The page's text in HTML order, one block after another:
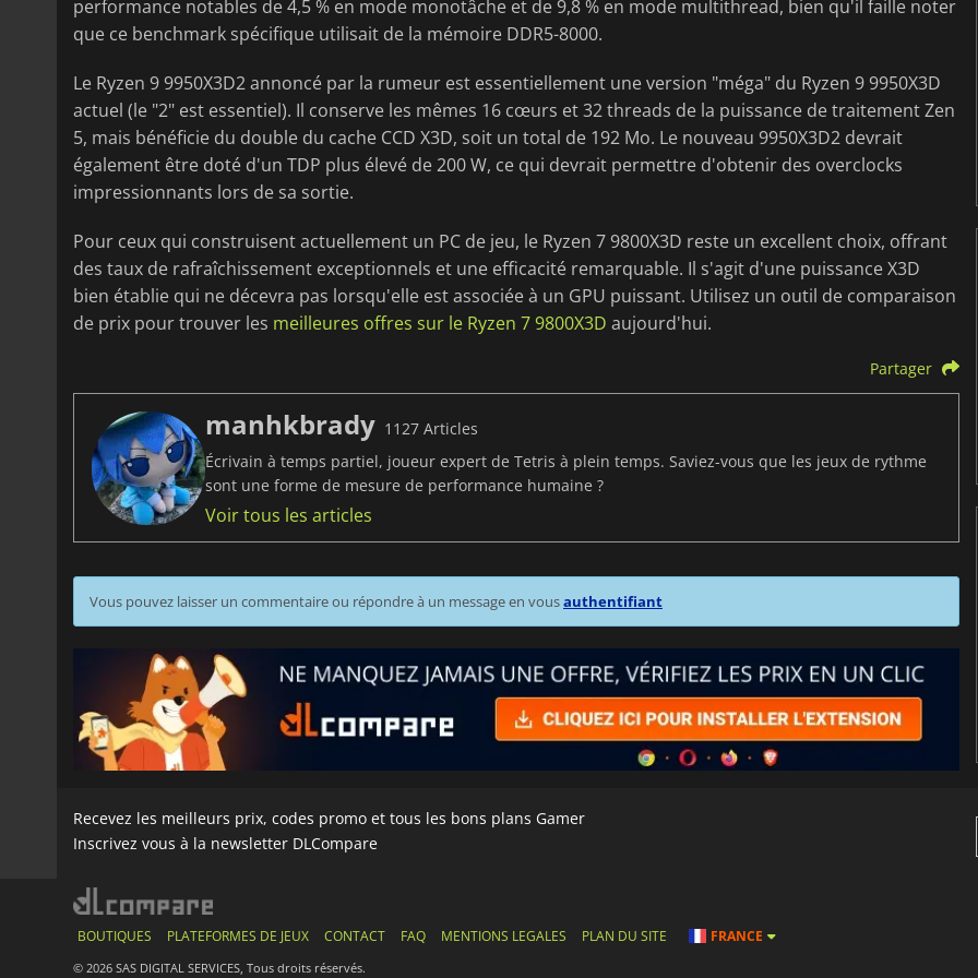
performance notables de 4,5 % en mode monotâche et de 9,8 % en mode multithread, bien qu'il faille noter
que ce benchmark spécifique utilisait de la mémoire DDR5-8000.
Le Ryzen 9 9950X3D2 annoncé par la rumeur est essentiellement une version "méga" du Ryzen 9 9950X3D
actuel (le "2" est essentiel). Il conserve les mêmes 16 cœurs et 32 threads de la puissance de traitement Zen
5, mais bénéficie du double du cache CCD X3D, soit un total de 192 Mo. Le nouveau 9950X3D2 devrait
également être doté d'un TDP plus élevé de 200 W, ce qui devrait permettre d'obtenir des overclocks
impressionnants lors de sa sortie.
Pour ceux qui construisent actuellement un PC de jeu, le Ryzen 7 9800X3D reste un excellent choix, offrant
des taux de rafraîchissement exceptionnels et une efficacité remarquable. Il s'agit d'une puissance X3D
bien établie qui ne décevra pas lorsqu'elle est associée à un GPU puissant. Utilisez un outil de comparaison
de prix pour trouver les meilleures offres sur le Ryzen 7 9800X3D aujourd'hui.
Partager
manhkbrady 1127 Articles
Écrivain à temps partiel, joueur expert de Tetris à plein temps. Saviez-vous que les jeux de rythme
sont une forme de mesure de performance humaine ?
Voir tous les articles
Vous pouvez laisser un commentaire ou répondre à un message en vousauthentifiant
Recevez les meilleurs prix, codes promo et tous les bons plans Gamer
Inscrivez vous à la newsletter DLCompare
BOUTIQUES PLATEFORMES DE JEUX CONTACT FAQ MENTIONS LEGALES PLAN DU SITE FRANCE
© 2026 SAS DIGITAL SERVICES, Tous droits réservés.